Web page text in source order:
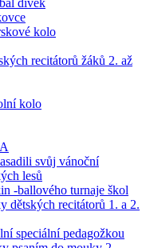
dívek
kolo
recitátorů žáků 2. až
kolo
svůj vánoční
lesů
-ballového turnaje škol
dětských recitátorů 1. a 2.
speciální pedagožkou